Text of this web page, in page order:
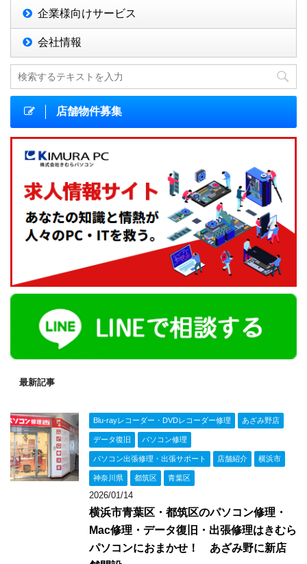
企業様向けサービス
会社情報
店舗物件募集
最新記事
Blu-rayレコーダー・DVDレコーダー修理 あざみ野店
データ復旧 パソコン修理
パソコン出張修理・出張サポート 店舗紹介 横浜市
神奈川県 都筑区 青葉区
2026/01/14
横浜市青葉区・都筑区のパソコン修理・
Mac修理・データ復旧・出張修理はきむら
パソコンにおまかせ！ あざみ野に新店